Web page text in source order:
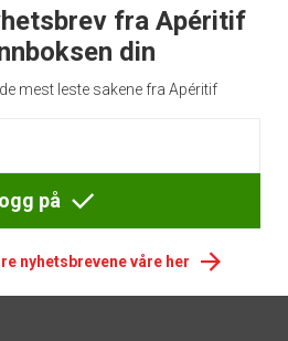
fra Apéritif
din
mest leste sakene fra Apéritif
på
nyhetsbrevene våre her